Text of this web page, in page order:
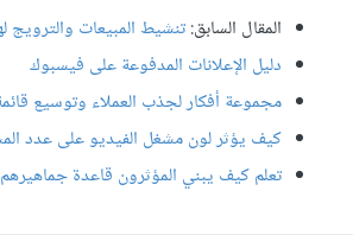
المقال السابق:تنشيط المبيعات والترويج
دليل الإعلانات المدفوعة على فيسبوك
مجموعة أفكار لجذب العملاء وتوسيع قائمة
كيف يؤثر لون مشغل الفيديو على عدد
تعلم كيف يبني المؤثرون قاعدة